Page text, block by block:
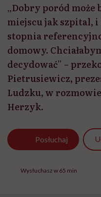
„Dobry poród może
miejscu jak szpital,
stopnia
domowy.
decydować” –
Pietrusiewicz,
Ludzku, w
Herzyk.
Posłuchaj
Wysłuchasz w 65 min